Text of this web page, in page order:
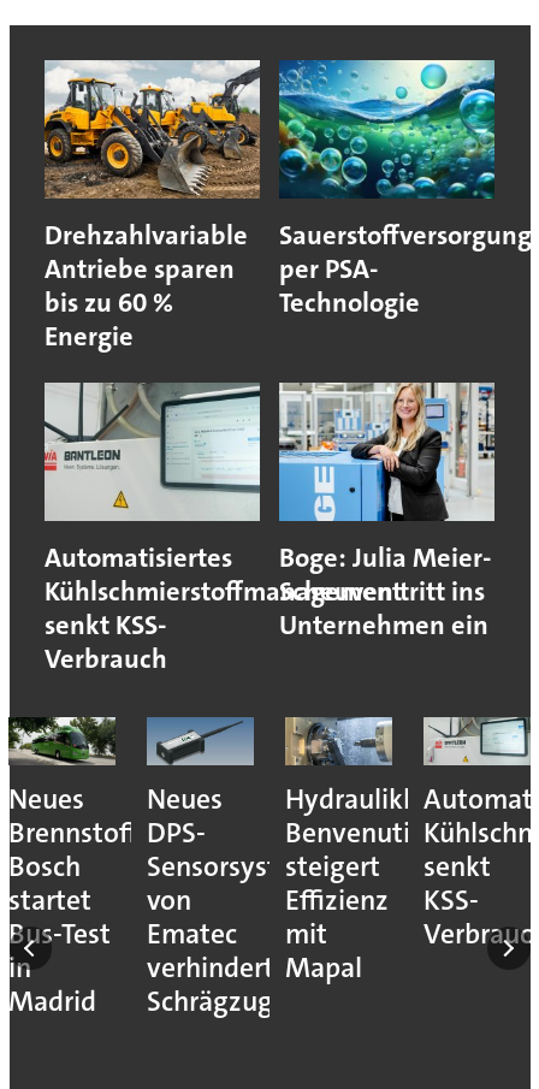
Drehzahlvariable
Antriebe sparen
bis zu 60 %
Energie
Sauerstoffversorgung
per PSA-
Technologie
Automatisiertes
Kühlschmierstoffmanagement
senkt KSS-
Verbrauch
Boge: Julia Meier-
Scheuven tritt ins
Unternehmen ein
Neues
Brennstoffzellensystem:
Bosch
startet
Bus-Test
in
Madrid
Neues
DPS-
Sensorsystem
von
Ematec
verhindert
Schrägzug
Hydraulikhersteller
Benvenuti
steigert
Effizienz
mit
Mapal
senkt
KSS-